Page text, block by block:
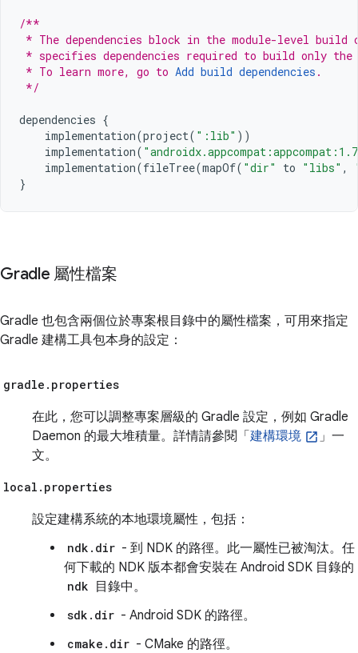
/**
* The dependencies block in the module-level
* specifies dependencies required to build only
* To learn more, go to Add build dependencies .
*/
dependencies {
implementation(project( ":lib" ))
implementation(
implementation(fileTree(mapOf( "dir" to "libs" ,
}
Gradle 屬性檔案
Gradle 也包含兩個位於專案根目錄中的屬性檔案，可用來指定
Gradle 建構工具包本身的設定：
gradle.properties
在此，您可以調整專案層級的 Gradle 設定，例如 Gradle
Daemon 的最大堆積量。詳情請參閱「建構環境
」一
文。
local.properties
設定建構系統的本地環境屬性，包括：
ndk.dir - 到 NDK 的路徑。此一屬性已被淘汰。任
何下載的 NDK 版本都會安裝在 Android SDK 目錄的
ndk 目錄中。
sdk.dir - Android SDK 的路徑。
cmake.dir - CMake 的路徑。